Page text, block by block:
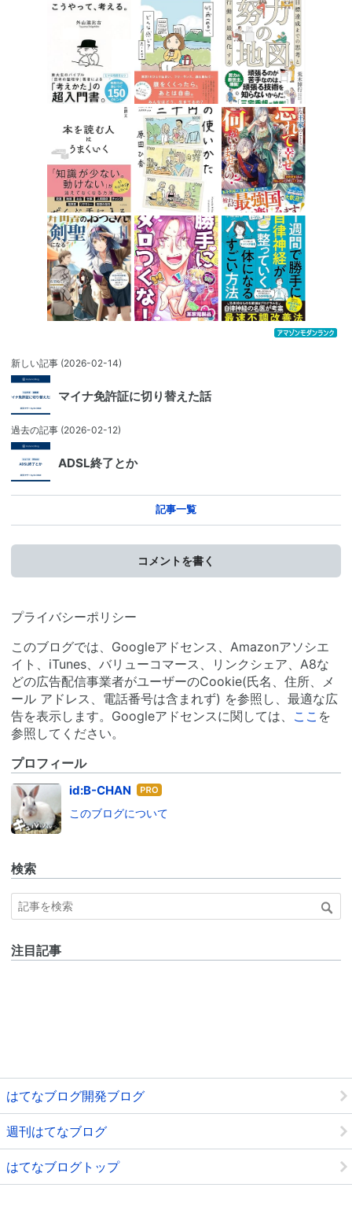
新しい記事 (2026-02-14)
マイナ免許証に切り替えた話
過去の記事 (2026-02-12)
ADSL終了とか
記事一覧
コメントを書く
プライバシーポリシー
このブログでは、Googleアドセンス、Amazonアソシエ
イト、iTunes、バリューコマース、リンクシェア、A8な
どの広告配信事業者がユーザーのCookie(氏名、住所、メ
ール アドレス、電話番号は含まれず) を参照し、最適な広
告を表示します。Googleアドセンスに関しては、 ここ を
参照してください。
プロフィール
id:B-CHAN はて
ログ
このブログについて
検索
注目記事
はてなブログ開発ブログ
週刊はてなブログ
はてなブログトップ